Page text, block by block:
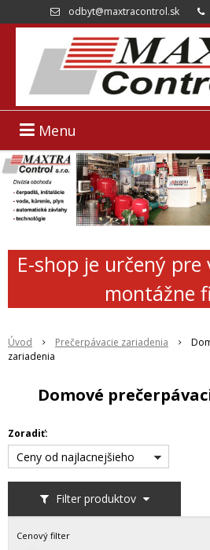
odbyt@maxtracontrol.sk
Menu
E-shop je určený pre
montážne
Úvod Prečerpávacie zariadenia
zariadenia
Domové
Filter produktov
Zoradiť:
Ceny od najlacnejšieho
Cenový filter